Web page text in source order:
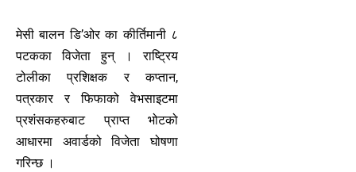
मेसी बालन डि’ओर का कीर्तिमानी ८
पटकका विजेता हुन् । राष्ट्रिय
टोलीका प्रशिक्षक र कप्तान,
पत्रकार र फिफाको वेभसाइटमा
प्रशंसकहरुबाट प्राप्त भोटको
आधारमा अवार्डको विजेता घोषणा
गरिन्छ ।